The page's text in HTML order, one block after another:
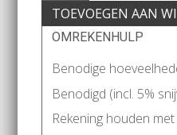
TOEVOEGEN AAN
OMREKENHULP
Benodige
Benodigd (incl. 5%
Rekening houden